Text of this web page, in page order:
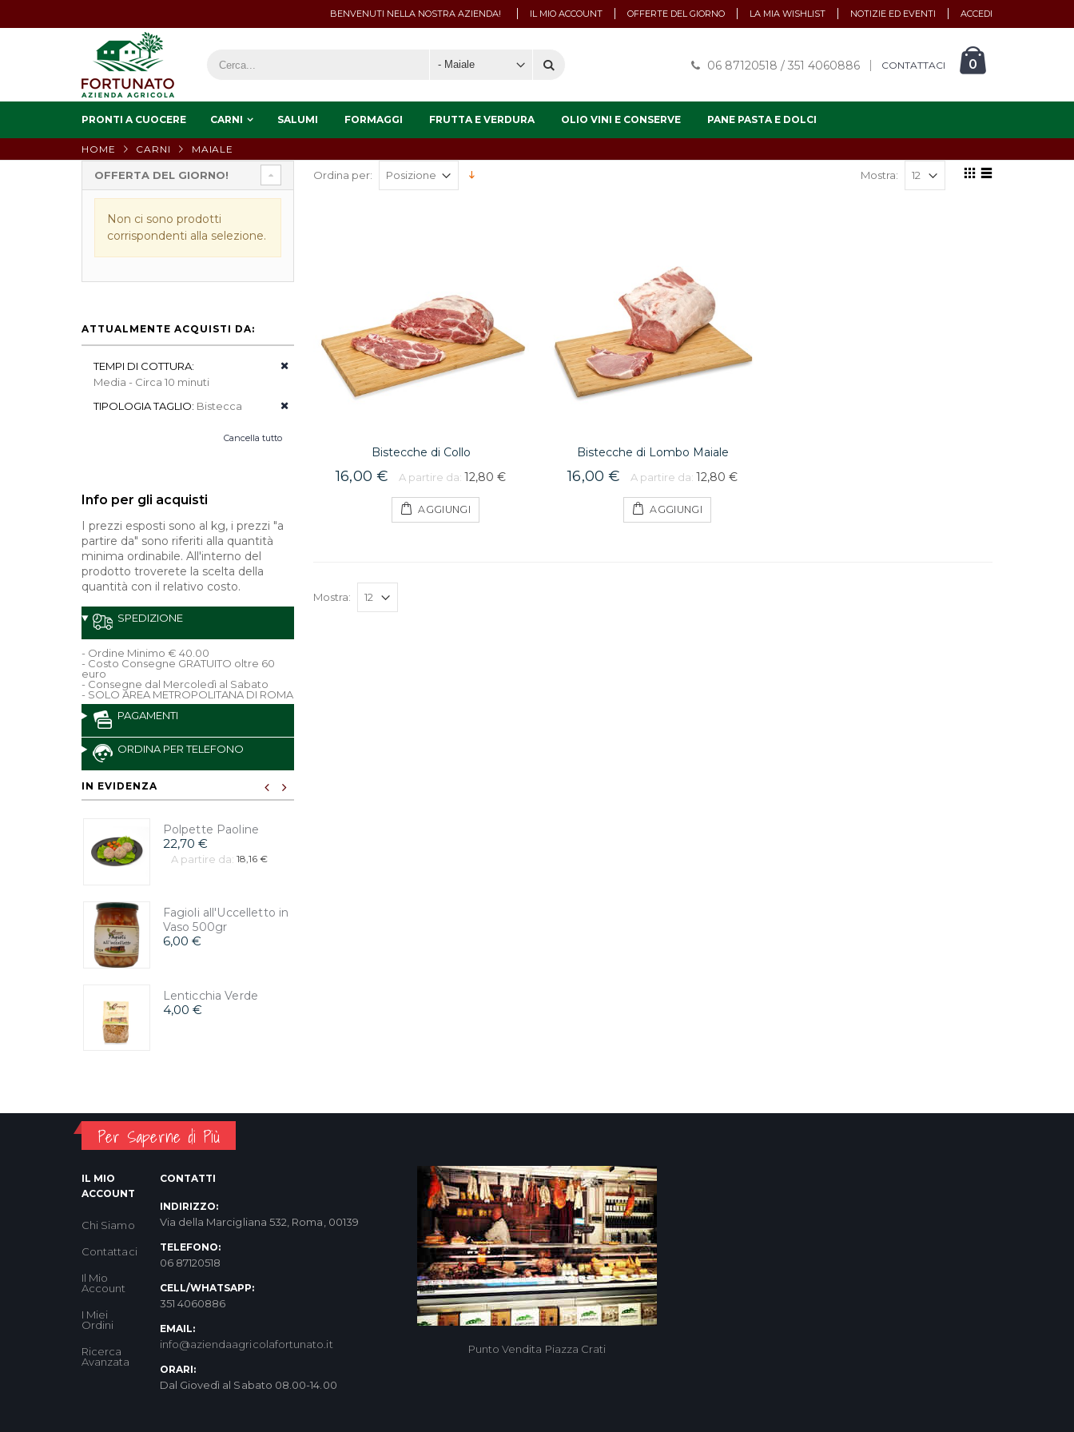
IL MIO ACCOUNT OFFERTE DEL GIORNO LA MIA WISHLIST NOTIZIE ED EVENTI ACCEDI
BENVENUTI NELLA NOSTRA AZIENDA!
06 87120518 / 351 4060886 CONTATTACI 0
PRONTI A CUOCERE CARNI SALUMI FORMAGGI FRUTTA E VERDURA OLIO VINI E CONSERVE PANE PASTA E DOLCI
HOME CARNI MAIALE
Ordina per: Mostra:
Bistecche di Collo
16,00 € A partire da: 12,80 €
AGGIUNGI
Bistecche di Lombo Maiale
16,00 € A partire da: 12,80 €
AGGIUNGI
Mostra:
OFFERTA DEL GIORNO!
Non ci sono prodotti
corrispondenti alla selezione.
ATTUALMENTE ACQUISTI DA:
TEMPI DI COTTURA:
Media - Circa 10 minuti
TIPOLOGIA TAGLIO: Bistecca
Cancella tutto
Info per gli acquisti
I prezzi esposti sono al kg, i prezzi "a
partire da" sono riferiti alla quantità
minima ordinabile. All'interno del
prodotto troverete la scelta della
quantità con il relativo costo.
SPEDIZIONE
- Ordine Minimo € 40.00
- Costo Consegne GRATUITO oltre 60
euro
- Consegne dal Mercoledì al Sabato
- SOLO AREA METROPOLITANA DI ROMA
PAGAMENTI
ORDINA PER TELEFONO
IN EVIDENZA
Polpette Paoline
22,70 €
A partire da: 18,16 €
Fagioli all'Uccelletto in
Vaso 500gr
6,00 €
Lenticchia Verde
4,00 €
Per Saperne di Più
IL MIO
ACCOUNT
Chi Siamo
Contattaci
Il Mio
Account
I Miei
Ordini
Ricerca
Avanzata
CONTATTI
INDIRIZZO:
Via della Marcigliana 532, Roma, 00139
TELEFONO:
06 87120518
CELL/WHATSAPP:
351 4060886
EMAIL:
info@aziendaagricolafortunato.it
ORARI:
Dal Giovedì al Sabato 08.00-14.00
Punto Vendita Piazza Crati